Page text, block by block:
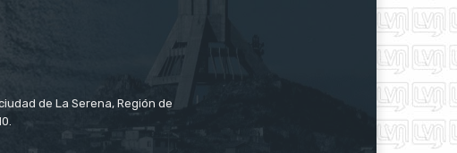
de La Serena, Región de